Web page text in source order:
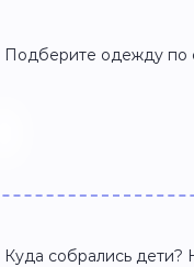
Подберите одежду по
Куда собрались дети?